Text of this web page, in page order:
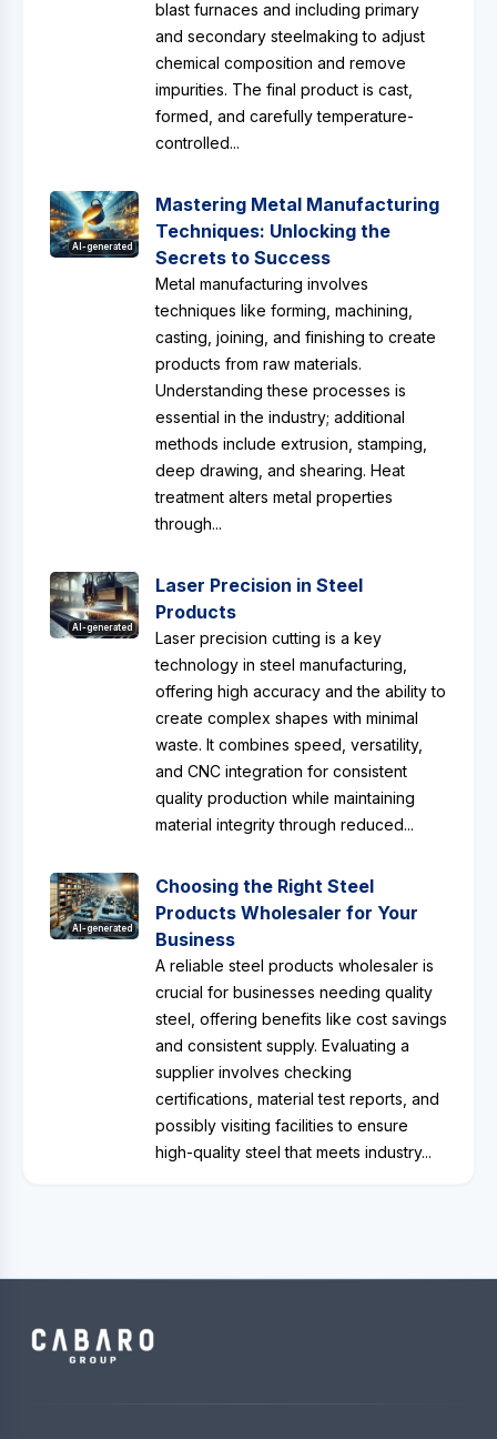
blast furnaces and including primary
and secondary steelmaking to adjust
chemical composition and remove
impurities. The final product is cast,
formed, and carefully temperature-
controlled...
AI-generated
Mastering Metal Manufacturing
Techniques: Unlocking the
Secrets to Success
Metal manufacturing involves
techniques like forming, machining,
casting, joining, and finishing to create
products from raw materials.
Understanding these processes is
essential in the industry; additional
methods include extrusion, stamping,
deep drawing, and shearing. Heat
treatment alters metal properties
through...
AI-generated
Laser Precision in Steel
Products
Laser precision cutting is a key
technology in steel manufacturing,
offering high accuracy and the ability to
create complex shapes with minimal
waste. It combines speed, versatility,
and CNC integration for consistent
quality production while maintaining
material integrity through reduced...
AI-generated
Choosing the Right Steel
Products Wholesaler for Your
Business
A reliable steel products wholesaler is
crucial for businesses needing quality
steel, offering benefits like cost savings
and consistent supply. Evaluating a
supplier involves checking
certifications, material test reports, and
possibly visiting facilities to ensure
high-quality steel that meets industry...